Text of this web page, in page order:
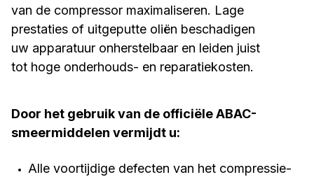
van de compressor maximaliseren. Lage
prestaties of uitgeputte oliën beschadigen
uw apparatuur onherstelbaar en leiden juist
tot hoge onderhouds- en reparatiekosten.
Door het gebruik van de officiële ABAC-
smeermiddelen vermijdt u:
Alle voortijdige defecten van het compressie-